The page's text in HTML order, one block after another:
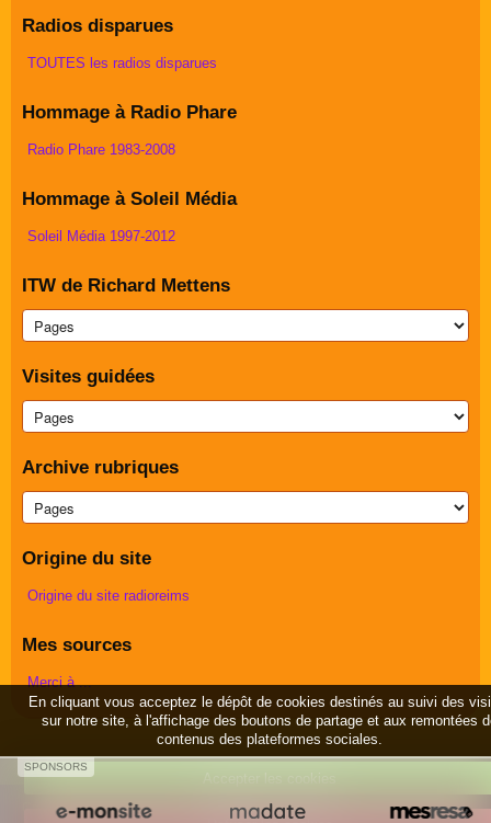
Radios disparues
TOUTES les radios disparues
Hommage à Radio Phare
Radio Phare 1983-2008
Hommage à Soleil Média
Soleil Média 1997-2012
ITW de Richard Mettens
Visites guidées
Archive rubriques
Origine du site
Origine du site radioreims
Mes sources
Merci à ...
Créer un site internet avec e-monsite
SPONSORS
En cliquant vous acceptez le dépôt de cookies destinés au suivi des
sur notre site, à l'affichage des boutons de partage et aux remontées
contenus des plateformes sociales.
Accepter les cookies